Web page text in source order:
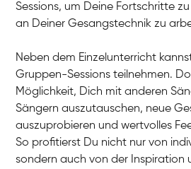
Sessions, um Deine Fortschritte
an Deiner Gesangstechnik zu
Neben dem Einzelunterricht
Gruppen-Sessions teilnehmen.
Möglichkeit, Dich mit anderen
Sängern auszutauschen, neue
auszuprobieren und wertvolles
So profitierst Du nicht nur von
sondern auch von der Inspiration